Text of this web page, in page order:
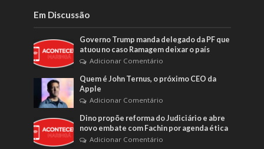
Em Discussão
Governo Trump manda delegado da PF que
atuou no caso Ramagem deixar o país
Adicionar Comentário
Quem é John Ternus, o próximo CEO da
Apple
Adicionar Comentário
Dino propõe reforma do Judiciário e abre
novo embate com Fachin por agenda ética
Adicionar Comentário